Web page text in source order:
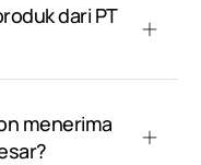
dari PT
menerima